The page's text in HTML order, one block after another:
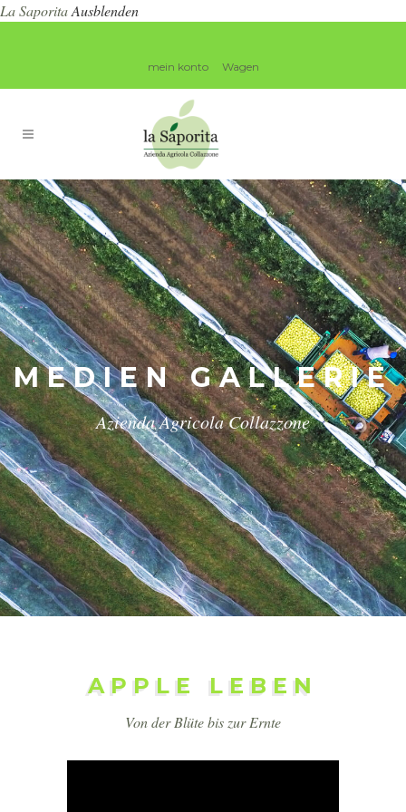
La SaporitaAusblenden
mein konto Wagen
MEDIEN GALLERIE
Azienda Agricola Collazzone
APPLE LEBEN
Von der Blüte bis zur Ernte